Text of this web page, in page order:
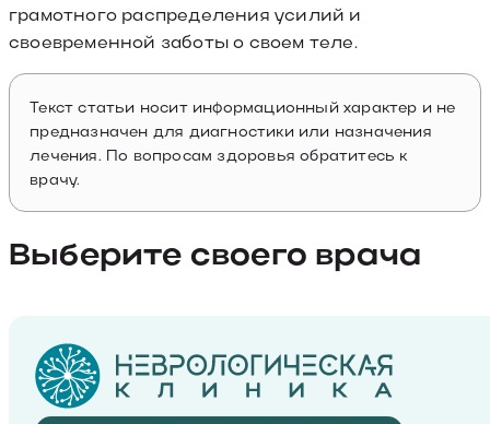
грамотного распределения усилий и
своевременной заботы о своем теле.
Текст статьи носит информационный характер и не
предназначен для диагностики или назначения
лечения. По вопросам здоровья обратитесь к
врачу.
Выберите своего врача